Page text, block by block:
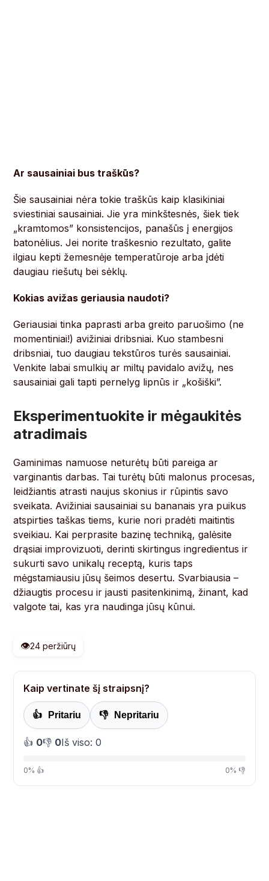
Ar sausainiai bus traškūs?
Šie sausainiai nėra tokie traškūs kaip klasikiniai
sviestiniai sausainiai. Jie yra minkštesnės, šiek tiek
„kramtomos” konsistencijos, panašūs į energijos
batonėlius. Jei norite traškesnio rezultato, galite
ilgiau kepti žemesnėje temperatūroje arba įdėti
daugiau riešutų bei sėklų.
Kokias avižas geriausia naudoti?
Geriausiai tinka paprasti arba greito paruošimo (ne
momentiniai!) avižiniai dribsniai. Kuo stambesni
dribsniai, tuo daugiau tekstūros turės sausainiai.
Venkite labai smulkių ar miltų pavidalo avižų, nes
sausainiai gali tapti pernelyg lipnūs ir „košiški”.
Eksperimentuokite ir mėgaukitės
atradimais
Gaminimas namuose neturėtų būti pareiga ar
varginantis darbas. Tai turėtų būti malonus procesas,
leidžiantis atrasti naujus skonius ir rūpintis savo
sveikata. Avižiniai sausainiai su bananais yra puikus
atspirties taškas tiems, kurie nori pradėti maitintis
sveikiau. Kai perprasite bazinę techniką, galėsite
drąsiai improvizuoti, derinti skirtingus ingredientus ir
sukurti savo unikalų receptą, kuris taps
mėgstamiausiu jūsų šeimos desertu. Svarbiausia –
džiaugtis procesu ir jausti pasitenkinimą, žinant, kad
valgote tai, kas yra naudinga jūsų kūnui.
👁️24 peržiūrų
Kaip vertinate šį straipsnį?
👍 Pritariu 👎 Nepritariu
👍 0👎 0Iš viso: 0
0% 👍 0% 👎